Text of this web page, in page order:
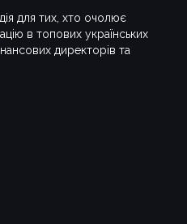
для тих, хто очолює
в топових українських
директорів та